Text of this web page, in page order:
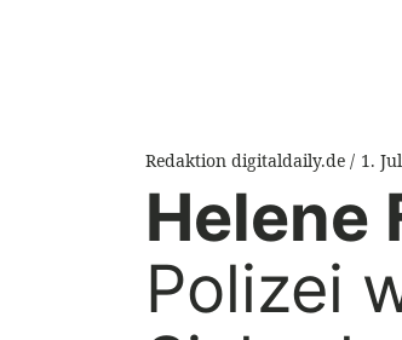
Redaktion digitaldaily.de 1.
Helene
Polizei